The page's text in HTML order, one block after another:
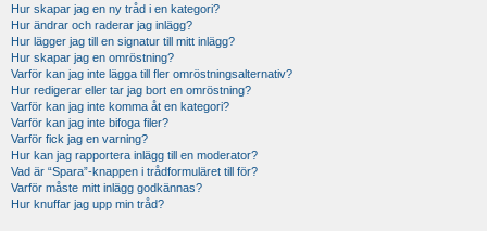
Hur skapar jag en ny tråd i en kategori?
Hur ändrar och raderar jag inlägg?
Hur lägger jag till en signatur till mitt inlägg?
Hur skapar jag en omröstning?
Varför kan jag inte lägga till fler omröstningsalternativ?
Hur redigerar eller tar jag bort en omröstning?
Varför kan jag inte komma åt en kategori?
Varför kan jag inte bifoga filer?
Varför fick jag en varning?
Hur kan jag rapportera inlägg till en moderator?
Vad är “Spara”-knappen i trådformuläret till för?
Varför måste mitt inlägg godkännas?
Hur knuffar jag upp min tråd?